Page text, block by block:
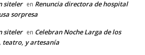
siteler en Renuncia directora de hospital
sorpresa
siteler en Celebran Noche Larga de los
teatro, y artesanía